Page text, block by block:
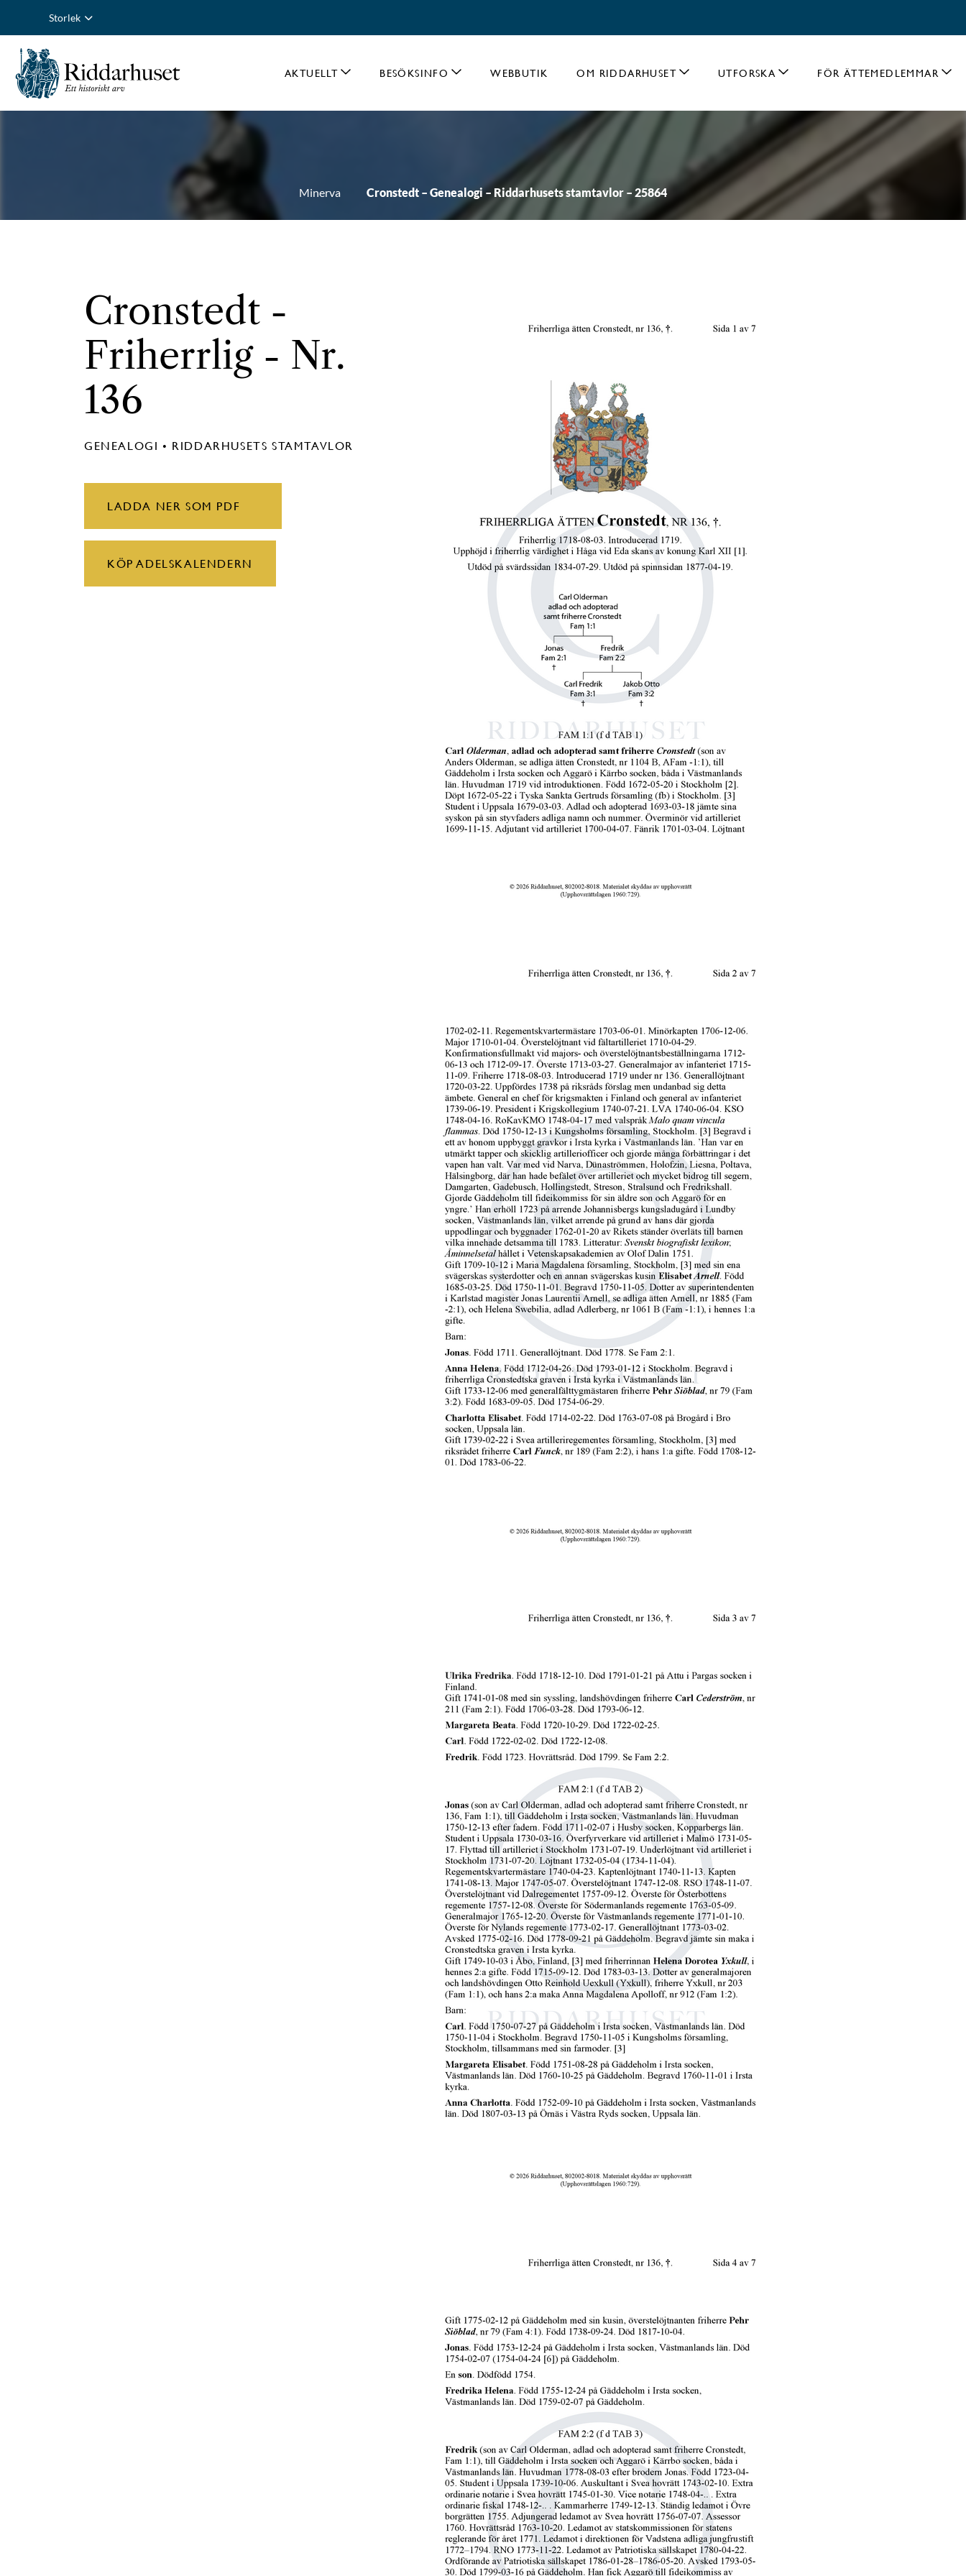
Storlek
AKTUELLT BESÖKSINFO WEBBUTIK OM RIDDARHUSET UTFORSKA FÖR ÄTTEMEDLEMMAR
Minerva Cronstedt – Genealogi – Riddarhusets stamtavlor – 25864
Cronstedt -
Friherrlig - Nr.
136
GENEALOGI • RIDDARHUSETS STAMTAVLOR
LADDA NER SOM PDF
KÖP ADELSKALENDERN